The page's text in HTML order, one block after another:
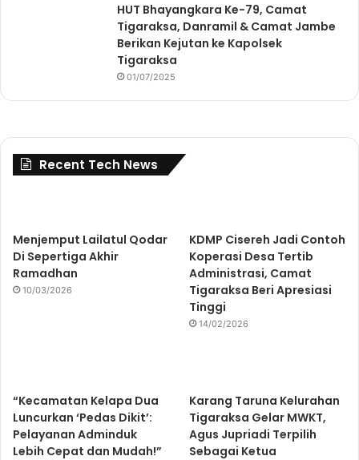
HUT Bhayangkara Ke-79, Camat
Tigaraksa, Danramil & Camat Jambe
Berikan Kejutan ke Kapolsek
Tigaraksa
01/07/2025
Recent Tech News
Menjemput Lailatul Qodar
Di Sepertiga Akhir
Ramadhan
10/03/2026
KDMP Cisereh Jadi Contoh
Koperasi Desa Tertib
Administrasi, Camat
Tigaraksa Beri Apresiasi
Tinggi
14/02/2026
“Kecamatan Kelapa Dua
Luncurkan ‘Pedas Dikit’:
Pelayanan Adminduk
Lebih Cepat dan Mudah!”
Karang Taruna Kelurahan
Tigaraksa Gelar MWKT,
Agus Jupriadi Terpilih
Sebagai Ketua